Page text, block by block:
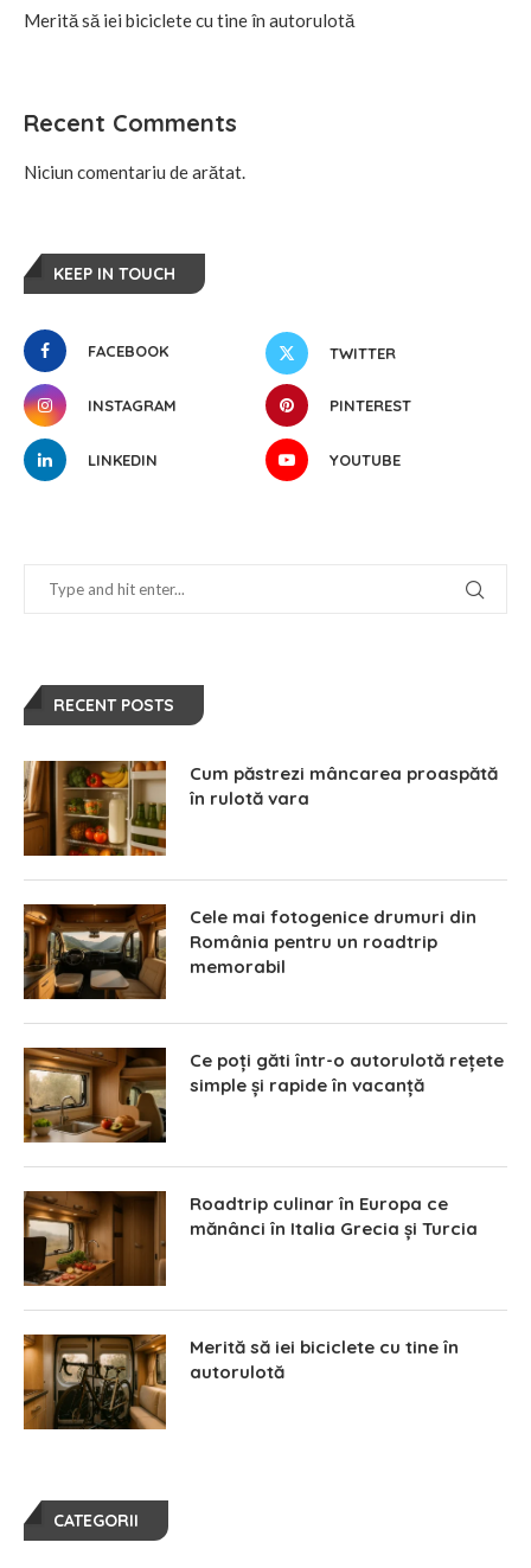
Merită să iei biciclete cu tine în autorulotă
Recent Comments
Niciun comentariu de arătat.
KEEP IN TOUCH
FACEBOOK TWITTER
INSTAGRAM PINTEREST
LINKEDIN YOUTUBE
RECENT POSTS
Cum păstrezi mâncarea proaspătă
în rulotă vara
Cele mai fotogenice drumuri din
România pentru un roadtrip
memorabil
Ce poți găti într-o autorulotă rețete
simple și rapide în vacanță
Roadtrip culinar în Europa ce
mănânci în Italia Grecia și Turcia
Merită să iei biciclete cu tine în
autorulotă
CATEGORII